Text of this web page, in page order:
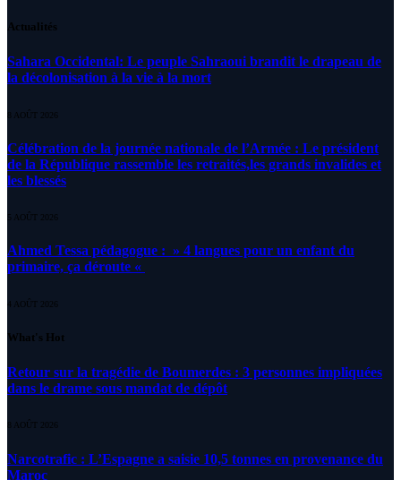
Actualités
Sahara Occidental: Le peuple Sahraoui brandit le drapeau de
la décolonisation à la vie à la mort
8 AOÛT 2026
Célébration de la journée nationale de l’Armée : Le président
de la République rassemble les retraités,les grands invalides et
les blessés
5 AOÛT 2026
Ahmed Tessa pédagogue : » 4 langues pour un enfant du
primaire, ça déroute «
4 AOÛT 2026
What's Hot
Retour sur la tragédie de Boumerdes : 3 personnes impliquées
dans le drame sous mandat de dépôt
8 AOÛT 2026
Narcotrafic : L’Espagne a saisie 10,5 tonnes en provenance du
Maroc